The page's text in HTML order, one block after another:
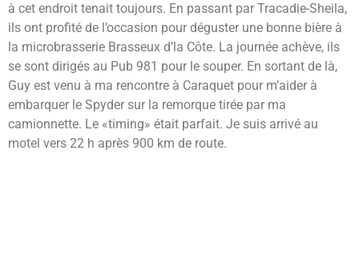
à cet endroit tenait toujours. En passant par Tracadie-Sheila,
ils ont profité de l’occasion pour déguster une bonne bière à
la microbrasserie Brasseux d’la Côte. La journée achève, ils
se sont dirigés au Pub 981 pour le souper. En sortant de là,
Guy est venu à ma rencontre à Caraquet pour m’aider à
embarquer le Spyder sur la remorque tirée par ma
camionnette. Le «timing» était parfait. Je suis arrivé au
motel vers 22 h après 900 km de route.